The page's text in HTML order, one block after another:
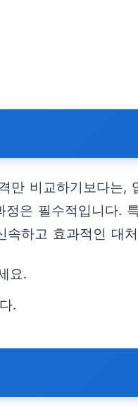
비교하기보다는,
은 필수적입니다.
하고 효과적인 대
요.
.